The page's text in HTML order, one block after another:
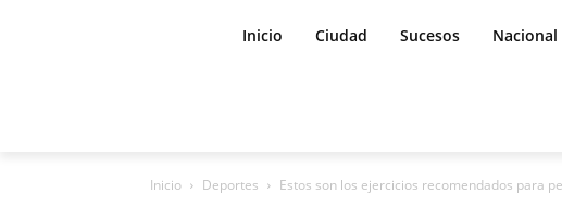
Inicio Ciudad Sucesos Nacional
Inicio Deportes Estos son los ejercicios recomendados para